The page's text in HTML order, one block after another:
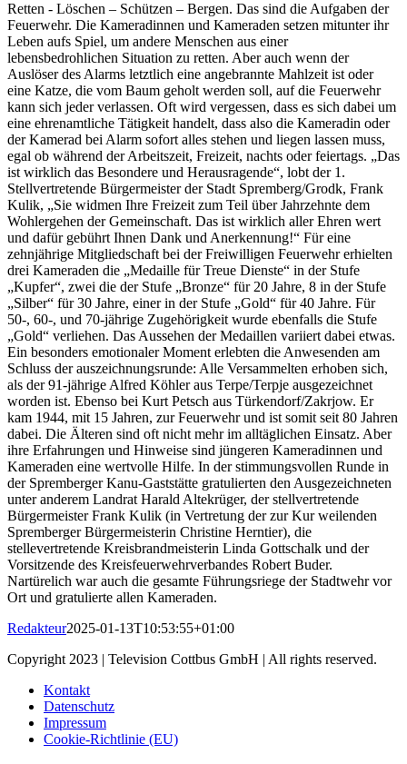
Retten - Löschen – Schützen – Bergen. Das sind die Aufgaben der
Feuerwehr. Die Kameradinnen und Kameraden setzen mitunter ihr
Leben aufs Spiel, um andere Menschen aus einer
lebensbedrohlichen Situation zu retten. Aber auch wenn der
Auslöser des Alarms letztlich eine angebrannte Mahlzeit ist oder
eine Katze, die vom Baum geholt werden soll, auf die Feuerwehr
kann sich jeder verlassen. Oft wird vergessen, dass es sich dabei um
eine ehrenamtliche Tätigkeit handelt, dass also die Kameradin oder
der Kamerad bei Alarm sofort alles stehen und liegen lassen muss,
egal ob während der Arbeitszeit, Freizeit, nachts oder feiertags. „Das
ist wirklich das Besondere und Herausragende“, lobt der 1.
Stellvertretende Bürgermeister der Stadt Spremberg/Grodk, Frank
Kulik, „Sie widmen Ihre Freizeit zum Teil über Jahrzehnte dem
Wohlergehen der Gemeinschaft. Das ist wirklich aller Ehren wert
und dafür gebührt Ihnen Dank und Anerkennung!“ Für eine
zehnjährige Mitgliedschaft bei der Freiwilligen Feuerwehr erhielten
drei Kameraden die „Medaille für Treue Dienste“ in der Stufe
„Kupfer“, zwei die der Stufe „Bronze“ für 20 Jahre, 8 in der Stufe
„Silber“ für 30 Jahre, einer in der Stufe „Gold“ für 40 Jahre. Für
50-, 60-, und 70-jährige Zugehörigkeit wurde ebenfalls die Stufe
„Gold“ verliehen. Das Aussehen der Medaillen variiert dabei etwas.
Ein besonders emotionaler Moment erlebten die Anwesenden am
Schluss der auszeichnungsrunde: Alle Versammelten erhoben sich,
als der 91-jährige Alfred Köhler aus Terpe/Terpje ausgezeichnet
worden ist. Ebenso bei Kurt Petsch aus Türkendorf/Zakrjow. Er
kam 1944, mit 15 Jahren, zur Feuerwehr und ist somit seit 80 Jahren
dabei. Die Älteren sind oft nicht mehr im alltäglichen Einsatz. Aber
ihre Erfahrungen und Hinweise sind jüngeren Kameradinnen und
Kameraden eine wertvolle Hilfe. In der stimmungsvollen Runde in
der Spremberger Kanu-Gaststätte gratulierten den Ausgezeichneten
unter anderem Landrat Harald Altekrüger, der stellvertretende
Bürgermeister Frank Kulik (in Vertretung der zur Kur weilenden
Spremberger Bürgermeisterin Christine Herntier), die
stellevertretende Kreisbrandmeisterin Linda Gottschalk und der
Vorsitzende des Kreisfeuerwehrverbandes Robert Buder.
Nartürelich war auch die gesamte Führungsriege der Stadtwehr vor
Ort und gratulierte allen Kameraden.
Redakteur2025-01-13T10:53:55+01:00
Copyright 2023 | Television Cottbus GmbH | All rights reserved.
Kontakt
Datenschutz
Impressum
Cookie-Richtlinie (EU)